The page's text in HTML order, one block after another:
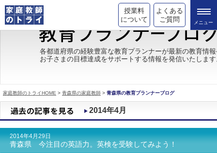
授業料
について
よくある
ご質問
トライの教育理念
成績が上がる理由
都道府県別情報
合格体験談
キャンペーン情報
各都道府県の経験豊富な教育プランナーが最新の教育情
お子さまの目標達成をサポートする情報を発信いたしま
家庭教師のトライHOME > 青森県の家庭教師 > 青森県の教育プランナーブログ
2014年4月
2014年4月29日
青森県 今注目の英語力。英検を受験してみよう！